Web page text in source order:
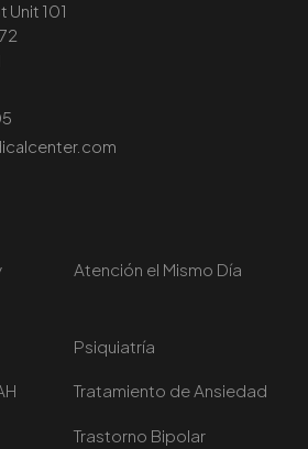
Unit 101
Atención el Mismo Día
Psiquiatría
Tratamiento de Ansiedad
Trastorno Bipolar